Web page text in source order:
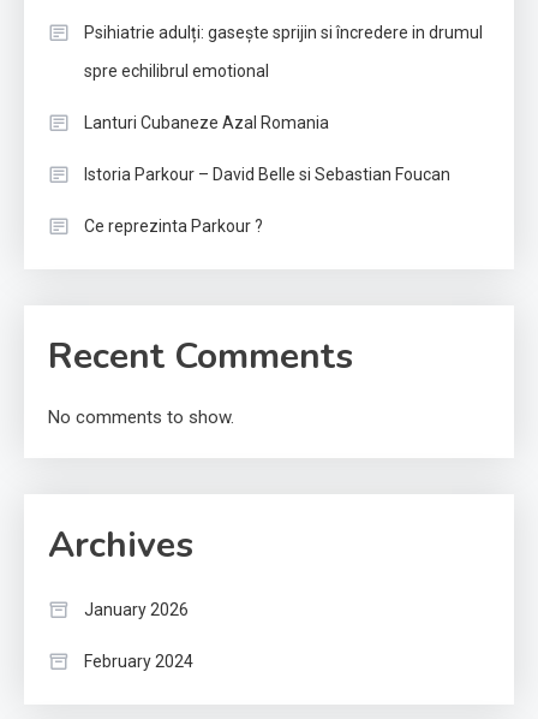
Psihiatrie adulți: gasește sprijin si încredere in drumul
spre echilibrul emotional
Lanturi Cubaneze Azal Romania
Istoria Parkour – David Belle si Sebastian Foucan
Ce reprezinta Parkour ?
Recent Comments
No comments to show.
Archives
January 2026
February 2024